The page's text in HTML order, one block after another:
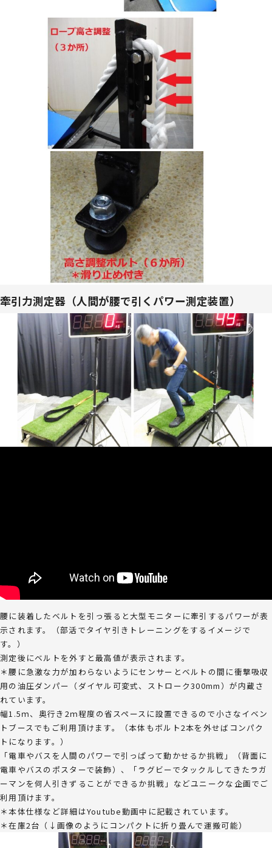
牽引力測定器（人間が腰で引くパワー測定装置）
腰に装着したベルトを引っ張ると大型モニターに牽引するパワーが表
示されます。（部活でタイヤ引きトレーニングをするイメージで
す。）
測定後にベルトを外すと最高値が表示されます。
＊腰に急激な力が加わらないようにセンサーとベルトの間に衝撃吸収
用の油圧ダンパー（ダイヤル可変式、ストローク300mm）が内蔵さ
れています。
幅1.5ｍ、奥行き2ｍ程度の省スペースに設置できるので小さなイベン
トブースでもご利用頂けます。（本体もボルト2本を外せばコンパク
トになります。）
「電車やバスを人間のパワーで引っぱって動かせるか挑戦」（背面に
電車やバスのポスターで装飾）、「ラグビーでタックルしてきたラガ
ーマンを何人引きずることができるか挑戦」などユニークな企画でご
利用頂けます。
＊本体仕様など詳細はYoutube動画中に記載されています。
＊在庫2台（↓画像のようにコンパクトに折り畳んで運搬可能）